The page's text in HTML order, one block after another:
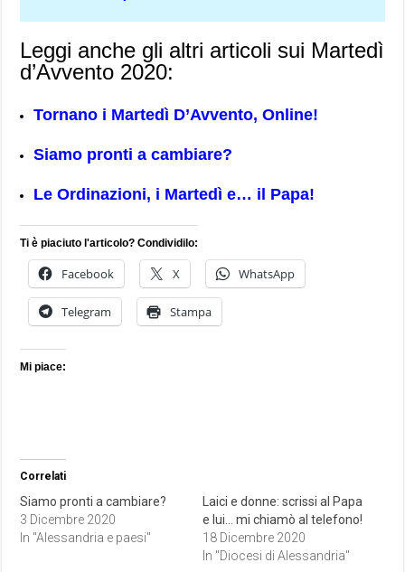
Leggi anche gli altri articoli sui Martedì
d’Avvento 2020:
Tornano i Martedì D’Avvento, Online!
Siamo pronti a cambiare?
Le Ordinazioni, i Martedì e… il Papa!
Ti è piaciuto l'articolo? Condividilo:
Facebook X WhatsApp
Telegram Stampa
Mi piace:
Correlati
Siamo pronti a cambiare?
3 Dicembre 2020
In "Alessandria e paesi"
Laici e donne: scrissi al Papa
e lui… mi chiamò al telefono!
18 Dicembre 2020
In "Diocesi di Alessandria"